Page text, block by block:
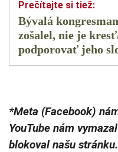
Bývalá
zošalel, nie je
podporovať jeho
*Meta (Facebook)
YouTube nám
blokoval našu